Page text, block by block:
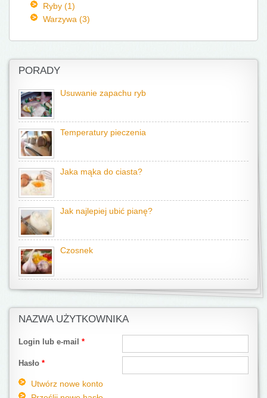
Ryby (1)
Warzywa (3)
PORADY
Usuwanie zapachu ryb
Temperatury pieczenia
Jaka mąka do ciasta?
Jak najlepiej ubić pianę?
Czosnek
NAZWA UŻYTKOWNIKA
Login lub e-mail *
Hasło *
Utwórz nowe konto